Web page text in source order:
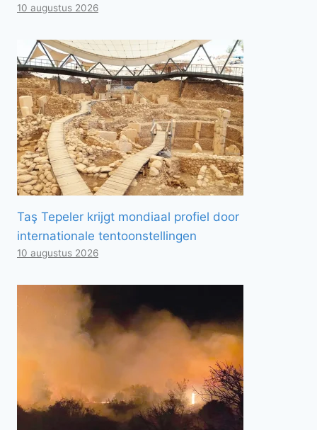
10 augustus 2026
Taş Tepeler krijgt mondiaal profiel door
internationale tentoonstellingen
10 augustus 2026